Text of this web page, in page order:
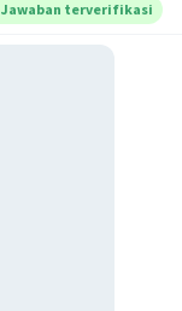
Jawaban terverifikasi